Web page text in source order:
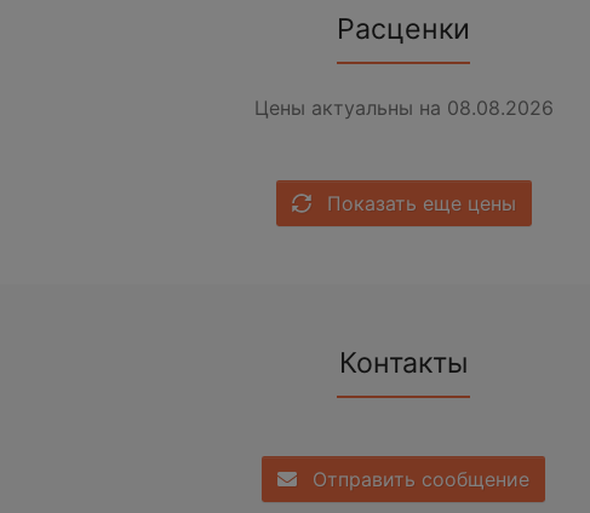
Расценки
Цены актуальны на 08.08.2026
Показать еще цены
Контакты
Отправить сообщение